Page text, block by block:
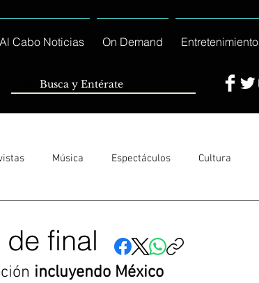
Al Cabo Noticias On Demand Entretenimiento
Música Espectáculos Cultura
Locales Los Cabos
final
incluyendo México